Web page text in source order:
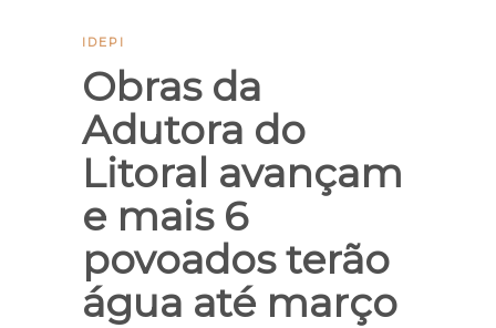
IDEPI
Obras da
Adutora do
Litoral avançam
e mais 6
povoados terão
água até março